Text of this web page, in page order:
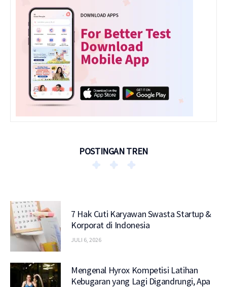
POSTINGAN TREN
7 Hak Cuti Karyawan Swasta Startup &
Korporat di Indonesia
JULI 6, 2026
Mengenal Hyrox Kompetisi Latihan
Kebugaran yang Lagi Digandrungi, Apa